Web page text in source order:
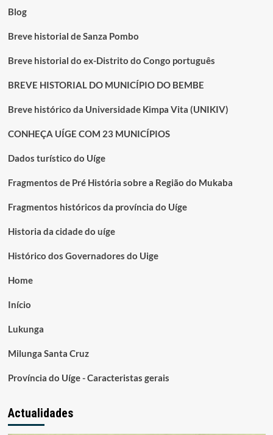
Blog
Breve historial de Sanza Pombo
Breve historial do ex-Distrito do Congo português
BREVE HISTORIAL DO MUNICÍPIO DO BEMBE
Breve histórico da Universidade Kimpa Vita (UNIKIV)
CONHEÇA UÍGE COM 23 MUNICÍPIOS
Dados turístico do Uíge
Fragmentos de Pré História sobre a Região do Mukaba
Fragmentos históricos da província do Uíge
Historia da cidade do uíge
Histórico dos Governadores do Uige
Home
Início
Lukunga
Milunga Santa Cruz
Província do Uíge - Caracteristas gerais
Actualidades